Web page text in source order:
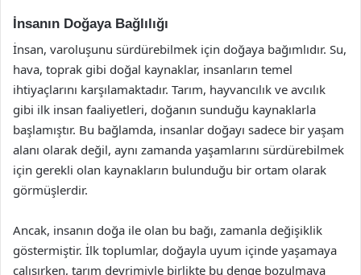
İnsanın Doğaya Bağlılığı
İnsan, varoluşunu sürdürebilmek için doğaya bağımlıdır. Su,
hava, toprak gibi doğal kaynaklar, insanların temel
ihtiyaçlarını karşılamaktadır. Tarım, hayvancılık ve avcılık
gibi ilk insan faaliyetleri, doğanın sunduğu kaynaklarla
başlamıştır. Bu bağlamda, insanlar doğayı sadece bir yaşam
alanı olarak değil, aynı zamanda yaşamlarını sürdürebilmek
için gerekli olan kaynakların bulunduğu bir ortam olarak
görmüşlerdir.
Ancak, insanın doğa ile olan bu bağı, zamanla değişiklik
göstermiştir. İlk toplumlar, doğayla uyum içinde yaşamaya
çalışırken, tarım devrimiyle birlikte bu denge bozulmaya